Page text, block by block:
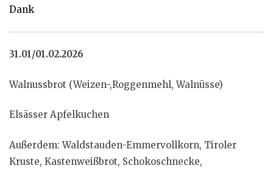
Dank
31.01/01.02.2026
Walnussbrot (Weizen-,Roggenmehl, Walnüsse)
Elsässer Apfelkuchen
Außerdem: Waldstauden-Emmervollkorn, Tiroler
Kruste, Kastenweißbrot, Schokoschnecke,